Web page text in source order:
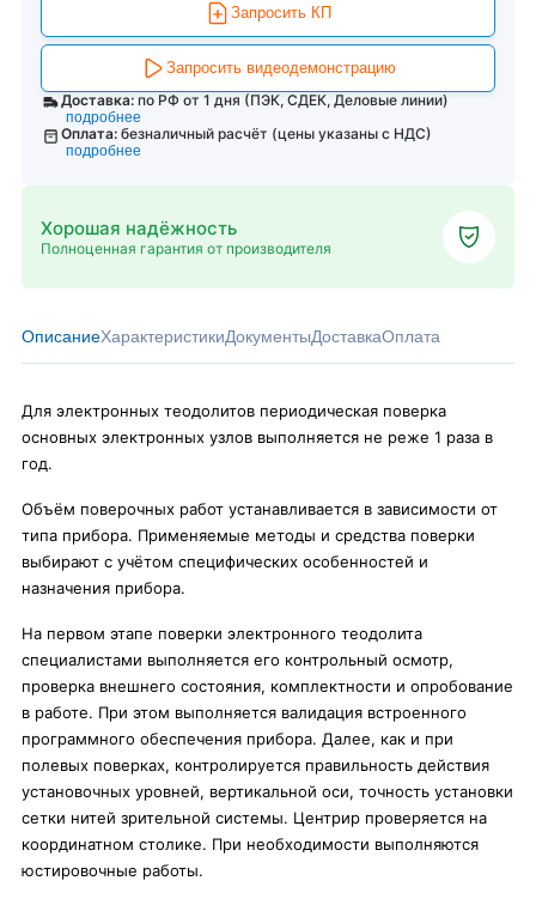
Запросить КП
Запросить видеодемонстрацию
Доставка: по РФ от 1 дня (ПЭК, СДЕК, Деловые линии)
подробнее
Оплата: безналичный расчёт (цены указаны с НДС)
подробнее
Хорошая надёжность
Полноценная гарантия от производителя
ОписаниеХарактеристикиДокументыДоставкаОплата
Для электронных теодолитов периодическая поверка
основных электронных узлов выполняется не реже 1 раза в
год.
Объём поверочных работ устанавливается в зависимости от
типа прибора. Применяемые методы и средства поверки
выбирают с учётом специфических особенностей и
назначения прибора.
На первом этапе поверки электронного теодолита
специалистами выполняется его контрольный осмотр,
проверка внешнего состояния, комплектности и опробование
в работе. При этом выполняется валидация встроенного
программного обеспечения прибора. Далее, как и при
полевых поверках, контролируется правильность действия
установочных уровней, вертикальной оси, точность установки
сетки нитей зрительной системы. Центрир проверяется на
координатном столике. При необходимости выполняются
юстировочные работы.